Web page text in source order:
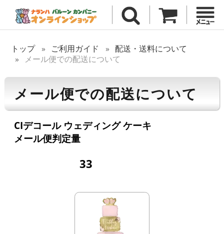
トップ ご利用ガイド
配送・送料について
メール便での配送について
メール便での配送について
CIデコール ウェディング ケーキ
メール便判定量
33